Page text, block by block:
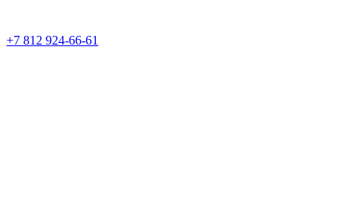
+7 812 924-66-61